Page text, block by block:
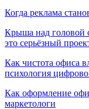
Когда реклама
Крыша над головой
это серьёзный
Как чистота офиса
психология
Как оформление
маркетологи